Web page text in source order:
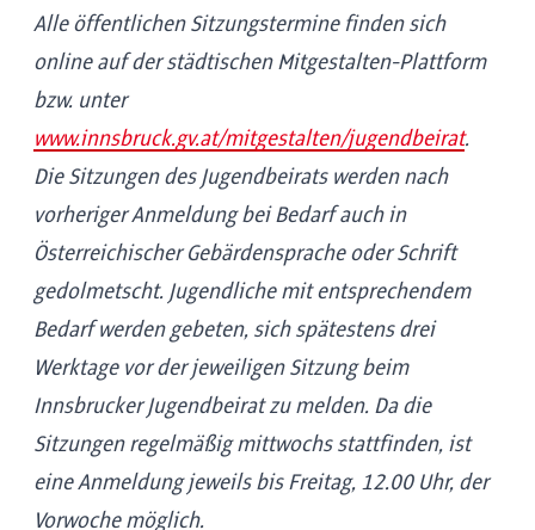
Alle öffentlichen Sitzungstermine finden sich
online auf der städtischen Mitgestalten-Plattform
bzw. unter
www.innsbruck.gv.at/mitgestalten/jugendbeirat.
Die Sitzungen des Jugendbeirats werden nach
vorheriger Anmeldung bei Bedarf auch in
Österreichischer Gebärdensprache oder Schrift
gedolmetscht. Jugendliche mit entsprechendem
Bedarf werden gebeten, sich spätestens drei
Werktage vor der jeweiligen Sitzung beim
Innsbrucker Jugendbeirat zu melden. Da die
Sitzungen regelmäßig mittwochs stattfinden, ist
eine Anmeldung jeweils bis Freitag, 12.00 Uhr, der
Vorwoche möglich.